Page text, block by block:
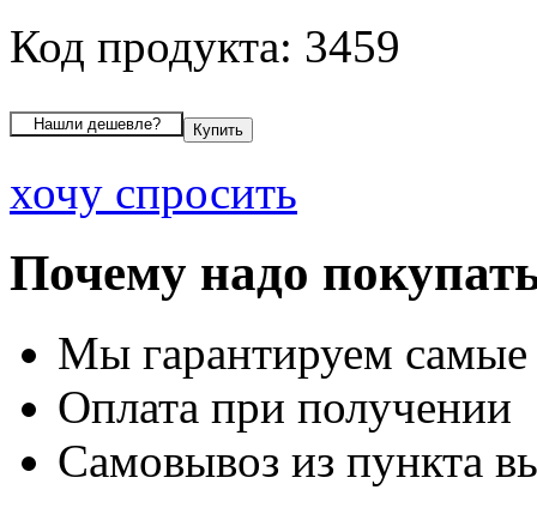
Код продукта: 3459
хочу спросить
Почему надо
Мы гарантируем
Оплата при получении
Самовывоз из пункта